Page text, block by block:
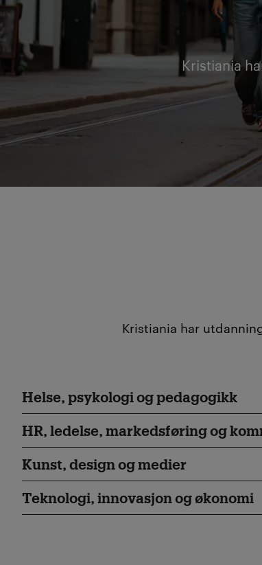
Kristiania
Kristiania har
Helse, psykologi og pedagogikk
HR, ledelse, markedsføring og
Kunst, design og medier
Teknologi, innovasjon og økonomi